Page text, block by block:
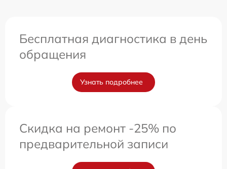
Бесплатная диагностика в день
обращения
Узнать подробнее
Скидка на ремонт -25% по
предварительной записи